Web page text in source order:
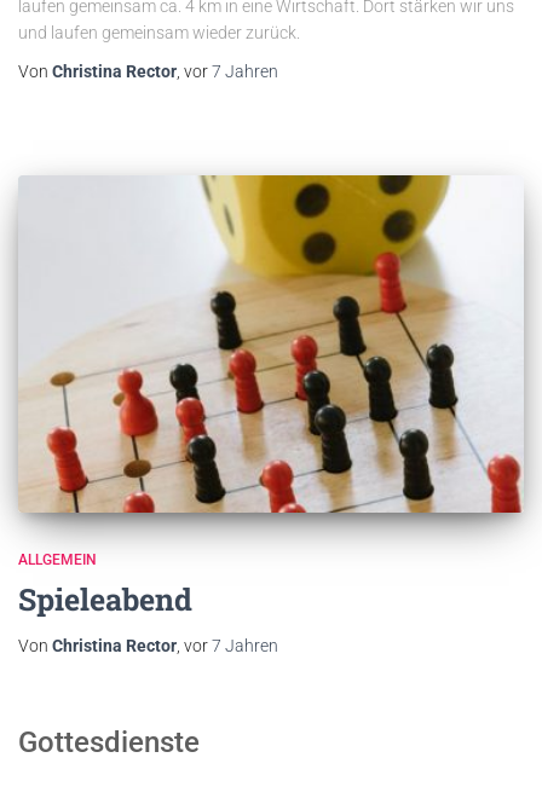
laufen gemeinsam ca. 4 km in eine Wirtschaft. Dort stärken wir uns
und laufen gemeinsam wieder zurück.
Von Christina Rector , vor7 Jahren
ALLGEMEIN
Spieleabend
Von Christina Rector , vor7 Jahren
Gottesdienste